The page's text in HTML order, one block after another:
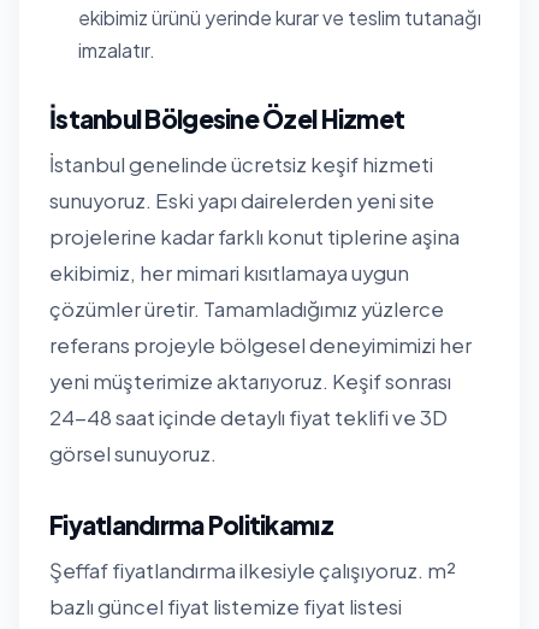
ekibimiz ürünü yerinde kurar ve teslim tutanağı
imzalatır.
İstanbul Bölgesine Özel Hizmet
İstanbul genelinde ücretsiz keşif hizmeti
sunuyoruz. Eski yapı dairelerden yeni site
projelerine kadar farklı konut tiplerine aşina
ekibimiz, her mimari kısıtlamaya uygun
çözümler üretir. Tamamladığımız yüzlerce
referans projeyle bölgesel deneyimimizi her
yeni müşterimize aktarıyoruz. Keşif sonrası
24-48 saat içinde detaylı fiyat teklifi ve 3D
görsel sunuyoruz.
Fiyatlandırma Politikamız
Şeffaf fiyatlandırma ilkesiyle çalışıyoruz. m²
bazlı güncel fiyat listemize fiyat listesi